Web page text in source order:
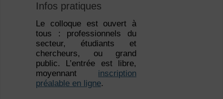
Infos pratiques
Le colloque est ouvert à
tous : professionnels du
secteur, étudiants et
chercheurs, ou grand
public. L’entrée est libre,
moyennant inscription
préalable en ligne.